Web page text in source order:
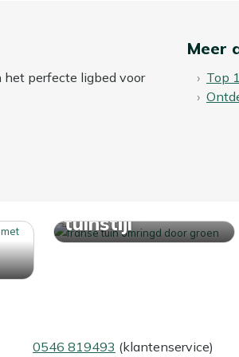
perfecte ligbed voor
Meer
Top
tuinstijl
0546 819493 (klantenservice)